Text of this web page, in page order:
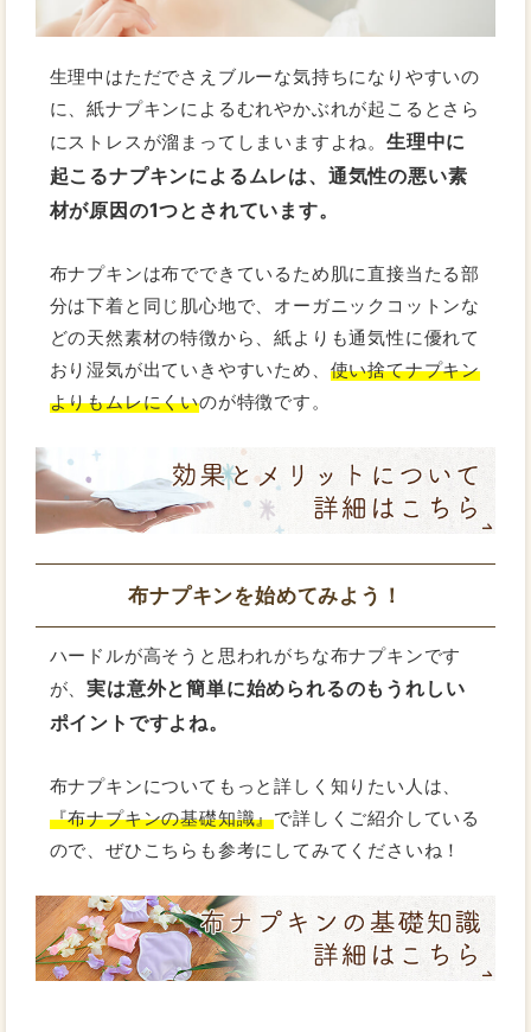
生理中はただでさえブルーな気持ちになりやすいの
に、紙ナプキンによるむれやかぶれが起こるとさら
にストレスが溜まってしまいますよね。生理中に
起こるナプキンによるムレは、通気性の悪い素
材が原因の1つとされています。
布ナプキンは布でできているため肌に直接当たる部
分は下着と同じ肌心地で、オーガニックコットンな
どの天然素材の特徴から、紙よりも通気性に優れて
おり湿気が出ていきやすいため、 使い捨てナプキン
よりもムレにくいのが特徴です。
布ナプキンを始めてみよう！
ハードルが高そうと思われがちな布ナプキンです
が、実は意外と簡単に始められるのもうれしい
ポイントですよね。
布ナプキンについてもっと詳しく知りたい人は、
『布ナプキンの基礎知識』で詳しくご紹介している
ので、ぜひこちらも参考にしてみてくださいね！